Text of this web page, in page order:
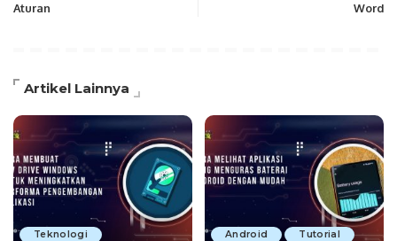
Aturan
Word
Artikel Lainnya
Teknologi Android Tutorial